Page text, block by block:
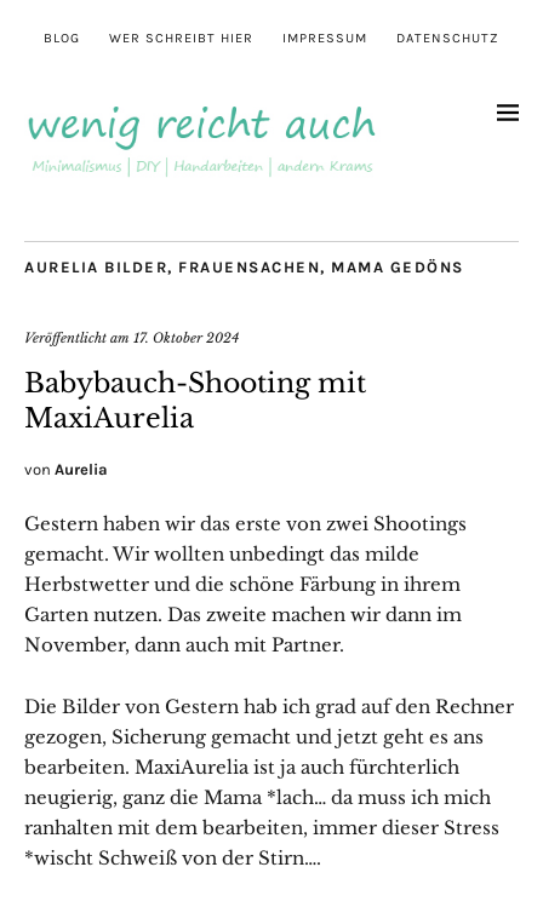
BLOG WER SCHREIBT HIER IMPRESSUM DATENSCHUTZ
AURELIA BILDER, FRAUENSACHEN, MAMA GEDÖNS
Veröffentlicht am 17. Oktober 2024
Babybauch-Shooting mit
MaxiAurelia
von Aurelia
Gestern haben wir das erste von zwei Shootings
gemacht. Wir wollten unbedingt das milde
Herbstwetter und die schöne Färbung in ihrem
Garten nutzen. Das zweite machen wir dann im
November, dann auch mit Partner.
Die Bilder von Gestern hab ich grad auf den Rechner
gezogen, Sicherung gemacht und jetzt geht es ans
bearbeiten. MaxiAurelia ist ja auch fürchterlich
neugierig, ganz die Mama *lach… da muss ich mich
ranhalten mit dem bearbeiten, immer dieser Stress
*wischt Schweiß von der Stirn….